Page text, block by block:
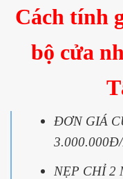
Cách tính
bộ cửa
ĐƠN GIÁ
NẸP CHỈ 2